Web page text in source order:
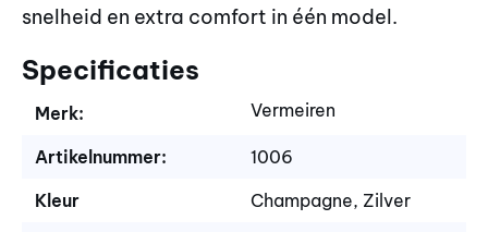
snelheid en extra comfort in één model.
Specificaties
Merk: Vermeiren
Artikelnummer:
1006
Kleur
Champagne, Zilver